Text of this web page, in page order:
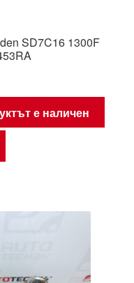
SD7C16 1300F
е наличен